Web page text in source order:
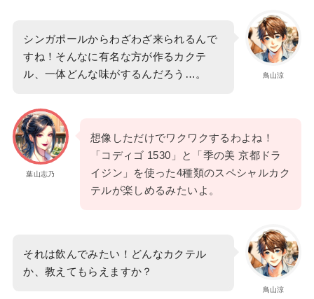
鳥山涼
シンガポールからわざわざ来られるんで
すね！そんなに有名な方が作るカクテ
ル、一体どんな味がするんだろう…。
葉山志乃
想像しただけでワクワクするわよね！
「コディゴ 1530」と「季の美 京都ドラ
イジン」を使った4種類のスペシャルカク
テルが楽しめるみたいよ。
鳥山涼
それは飲んでみたい！どんなカクテル
か、教えてもらえますか？